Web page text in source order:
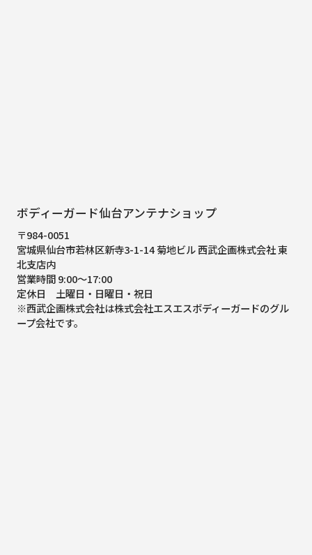
ボディーガード仙台アンテナショップ
〒984-0051
宮城県仙台市若林区新寺3-1-14 菊地ビル 西武企画株式会社 東
北支店内
営業時間 9:00～17:00
定休日 土曜日・日曜日・祝日
※西武企画株式会社は株式会社エスエスボディーガードのグル
ープ会社です。